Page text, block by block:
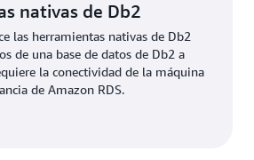
nativas de Db2
las herramientas nativas de Db2
de una base de datos de Db2 a
la conectividad de la máquina
de Amazon RDS.